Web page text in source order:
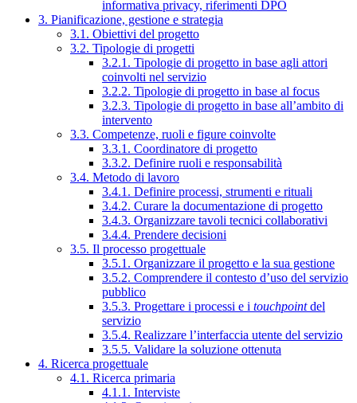
informativa privacy, riferimenti DPO
3. Pianificazione, gestione e strategia
3.1. Obiettivi del progetto
3.2. Tipologie di progetti
3.2.1. Tipologie di progetto in base agli attori
coinvolti nel servizio
3.2.2. Tipologie di progetto in base al focus
3.2.3. Tipologie di progetto in base all’ambito di
intervento
3.3. Competenze, ruoli e figure coinvolte
3.3.1. Coordinatore di progetto
3.3.2. Definire ruoli e responsabilità
3.4. Metodo di lavoro
3.4.1. Definire processi, strumenti e rituali
3.4.2. Curare la documentazione di progetto
3.4.3. Organizzare tavoli tecnici collaborativi
3.4.4. Prendere decisioni
3.5. Il processo progettuale
3.5.1. Organizzare il progetto e la sua gestione
3.5.2. Comprendere il contesto d’uso del servizio
pubblico
3.5.3. Progettare i processi e i touchpointdel
servizio
3.5.4. Realizzare l’interfaccia utente del servizio
3.5.5. Validare la soluzione ottenuta
4. Ricerca progettuale
4.1. Ricerca primaria
4.1.1. Interviste